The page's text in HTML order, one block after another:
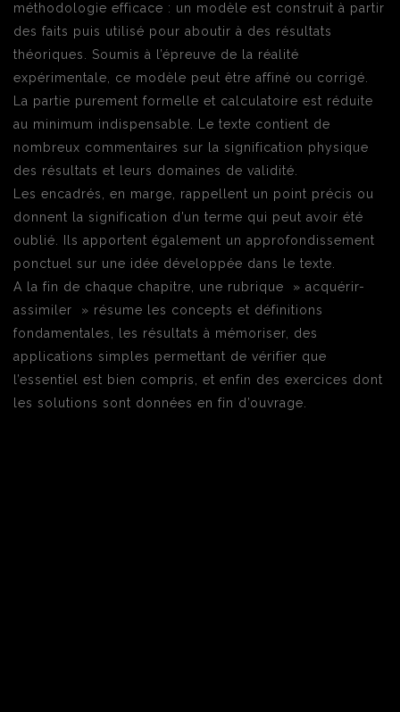
méthodologie efficace : un modèle est construit à partir
des faits puis utilisé pour aboutir à des résultats
théoriques. Soumis à l’épreuve de la réalité
expérimentale, ce modèle peut être affiné ou corrigé.
La partie purement formelle et calculatoire est réduite
au minimum indispensable. Le texte contient de
nombreux commentaires sur la signification physique
des résultats et leurs domaines de validité.
Les encadrés, en marge, rappellent un point précis ou
donnent la signification d’un terme qui peut avoir été
oublié. Ils apportent également un approfondissement
ponctuel sur une idée développée dans le texte.
A la fin de chaque chapitre, une rubrique » acquérir-
assimiler » résume les concepts et définitions
fondamentales, les résultats à mémoriser, des
applications simples permettant de vérifier que
l’essentiel est bien compris, et enfin des exercices dont
les solutions sont données en fin d’ouvrage.